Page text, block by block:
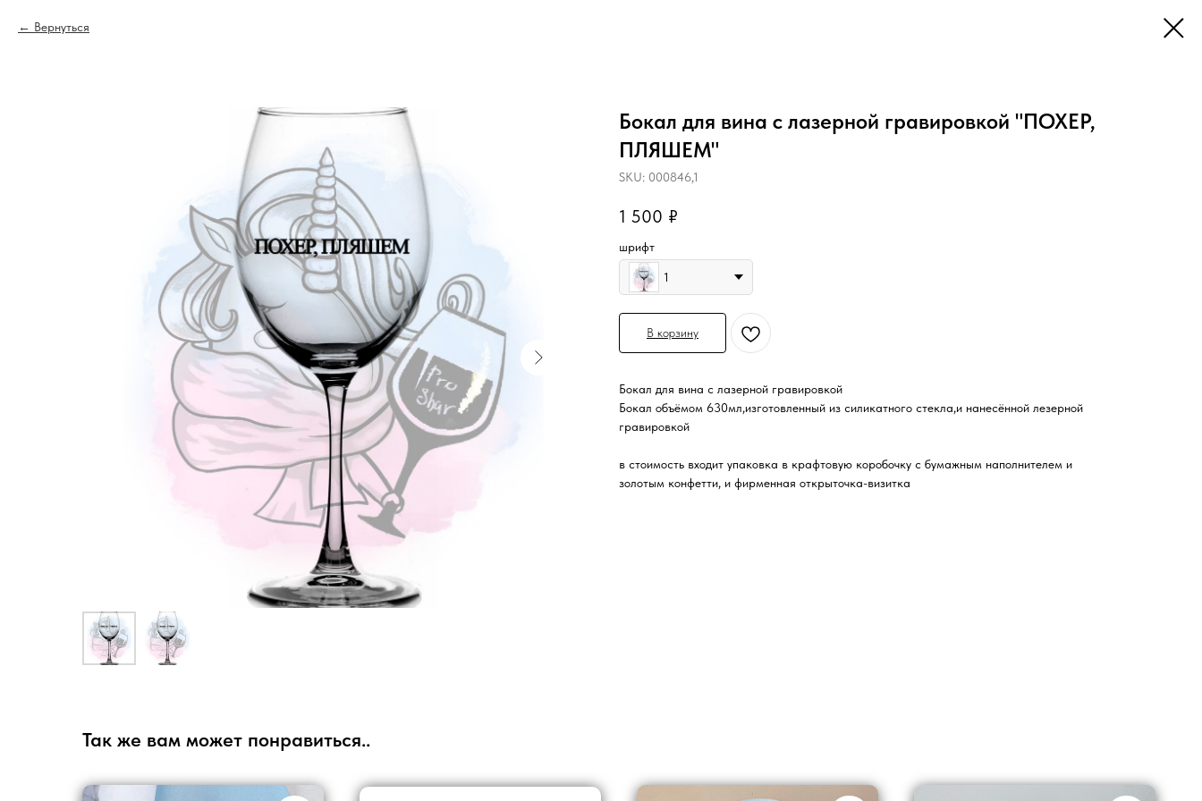
Вернуться
Бокал для вина с лазерной гравировкой "ПОХЕР,
ПЛЯШЕМ"
SKU: 000846,1
1 500 ₽
шрифт
1
В корзину
Бокал для вина с лазерной гравировкой
Бокал объёмом 630мл,изготовленный из силикатного стекла,и нанесённой лезерной
гравировкой
в стоимость входит упаковка в крафтовую коробочку с бумажным наполнителем и
золотым конфетти, и фирменная открыточка-визитка
Так же вам может понравиться..